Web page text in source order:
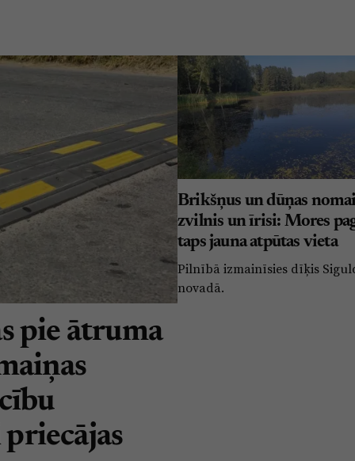
pie ātruma
Brikšņus un dūņas
zvilnis un īrisi: Mores
taps jauna atpūtas vieta
Pilnībā izmainīsies dīķis
novadā.